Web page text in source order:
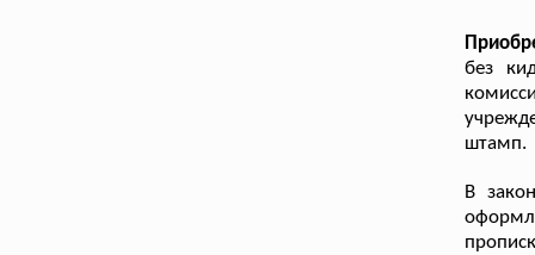
без
штамп.
В